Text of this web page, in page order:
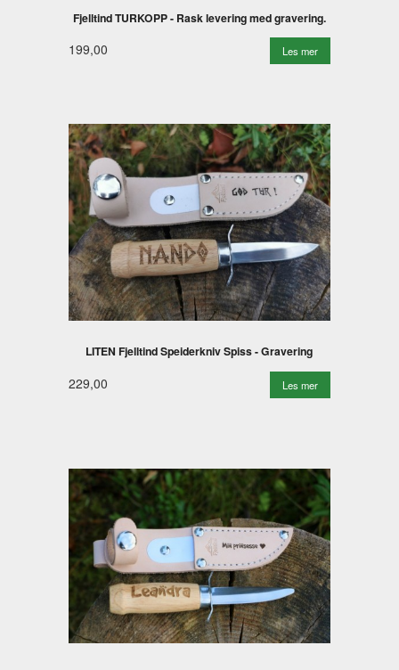
Fjelltind TURKOPP - Rask levering med gravering.
199,00 Les mer
LITEN Fjelltind Speiderkniv Spiss - Gravering
229,00 Les mer